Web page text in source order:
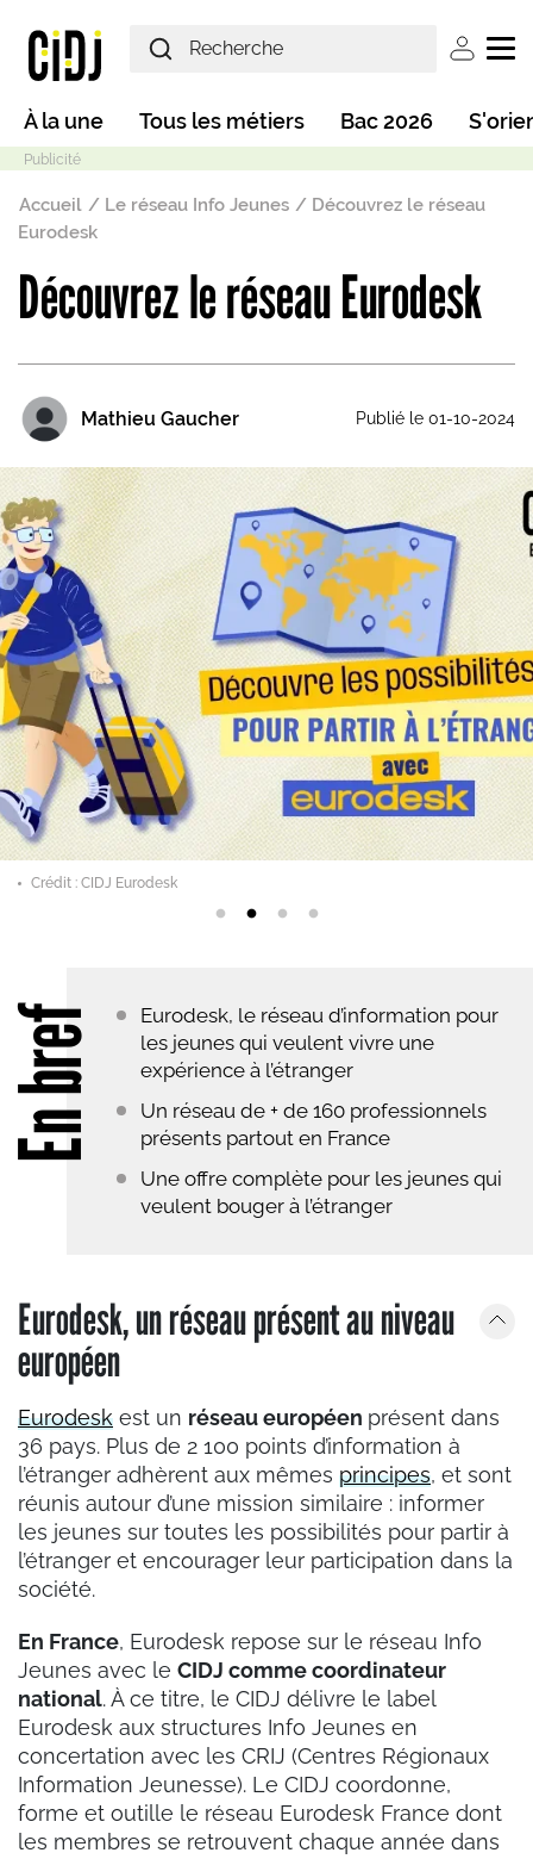
User
Main navigation
À la une Tous les métiers Bac 2026
Mode sombre
Fil d'Ariane
Accueil Le réseau Info Jeunes
Découvrez le réseau
Eurodesk
Découvrez le réseau Eurodesk
Mathieu Gaucher Publié le 01-10-2024
bref
Eurodesk, le réseau d’information pour
les jeunes qui veulent vivre une
expérience à l’étranger
Un réseau de + de 160 professionnels
présents partout en France
Une offre complète pour les jeunes qui
veulent bouger à l’étranger
Crédit : CIDJ Eurodesk
Eurodesk, un réseau présent au niveau
européen
Eurodesk est un réseau européen présent dans
36 pays. Plus de 2 100 points d’information à
l’étranger adhèrent aux mêmes principes, et sont
réunis autour d’une mission similaire : informer
les jeunes sur toutes les possibilités pour partir à
l’étranger et encourager leur participation dans la
société.
En France, Eurodesk repose sur le réseau Info
Jeunes avec le CIDJ comme coordinateur
national. À ce titre, le CIDJ délivre le label
Eurodesk aux structures Info Jeunes en
concertation avec les CRIJ (Centres Régionaux
Information Jeunesse). Le CIDJ coordonne,
forme et outille le réseau Eurodesk France dont
les membres se retrouvent chaque année dans